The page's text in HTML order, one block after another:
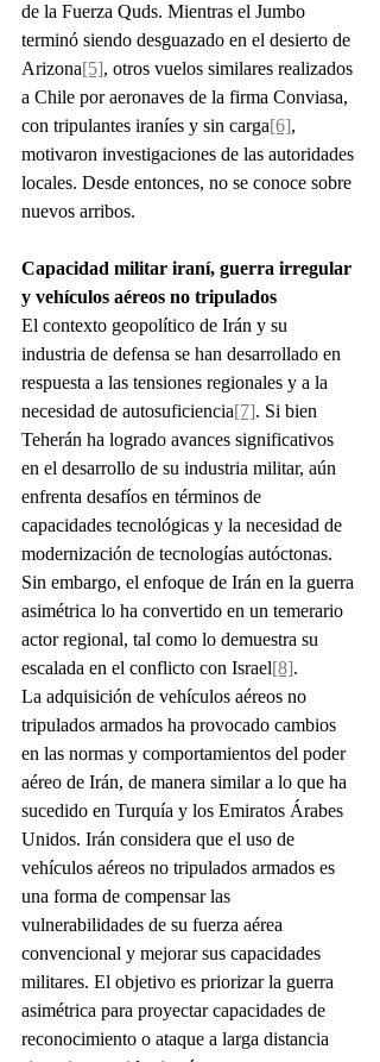
de la Fuerza Quds. Mientras el Jumbo
terminó siendo desguazado en el desierto de
Arizona[5], otros vuelos similares realizados
a Chile por aeronaves de la firma Conviasa,
con tripulantes iraníes y sin carga[6],
motivaron investigaciones de las autoridades
locales. Desde entonces, no se conoce sobre
nuevos arribos.
Capacidad militar iraní, guerra irregular
y vehículos aéreos no tripulados
El contexto geopolítico de Irán y su
industria de defensa se han desarrollado en
respuesta a las tensiones regionales y a la
necesidad de autosuficiencia[7]. Si bien
Teherán ha logrado avances significativos
en el desarrollo de su industria militar, aún
enfrenta desafíos en términos de
capacidades tecnológicas y la necesidad de
modernización de tecnologías autóctonas.
Sin embargo, el enfoque de Irán en la guerra
asimétrica lo ha convertido en un temerario
actor regional, tal como lo demuestra su
escalada en el conflicto con Israel[8].
La adquisición de vehículos aéreos no
tripulados armados ha provocado cambios
en las normas y comportamientos del poder
aéreo de Irán, de manera similar a lo que ha
sucedido en Turquía y los Emiratos Árabes
Unidos. Irán considera que el uso de
vehículos aéreos no tripulados armados es
una forma de compensar las
vulnerabilidades de su fuerza aérea
convencional y mejorar sus capacidades
militares. El objetivo es priorizar la guerra
asimétrica para proyectar capacidades de
reconocimiento o ataque a larga distancia